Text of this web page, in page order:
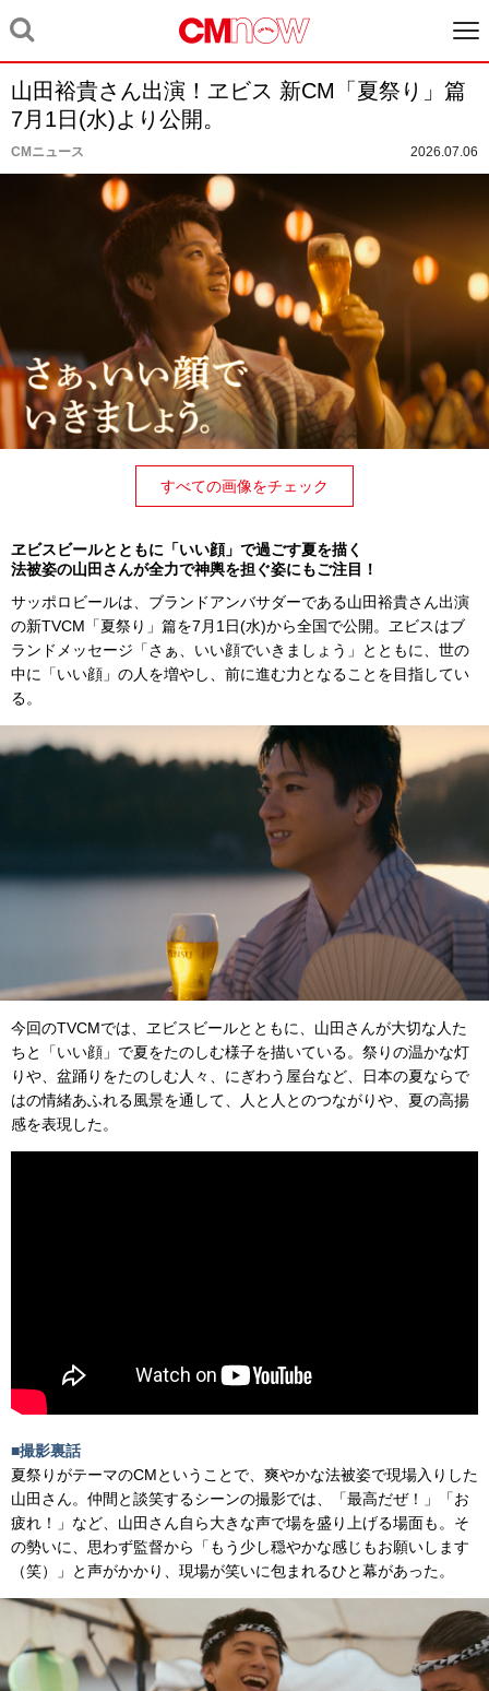
山田裕貴さん出演！ヱビス 新CM「夏祭り」篇
7月1日(水)より公開。
CMニュース 2026.07.06
すべての画像をチェック
ヱビスビールとともに「いい顔」で過ごす夏を描く
法被姿の山田さんが全力で神輿を担ぐ姿にもご注目！
サッポロビールは、ブランドアンバサダーである山田裕貴さん出演
の新TVCM「夏祭り」篇を7月1日(水)から全国で公開。ヱビスはブ
ランドメッセージ「さぁ、いい顔でいきましょう」とともに、世の
中に「いい顔」の人を増やし、前に進む力となることを目指してい
る。
今回のTVCMでは、ヱビスビールとともに、山田さんが大切な人た
ちと「いい顔」で夏をたのしむ様子を描いている。祭りの温かな灯
りや、盆踊りをたのしむ人々、にぎわう屋台など、日本の夏ならで
はの情緒あふれる風景を通して、人と人とのつながりや、夏の高揚
感を表現した。
■撮影裏話
夏祭りがテーマのCMということで、爽やかな法被姿で現場入りした
山田さん。仲間と談笑するシーンの撮影では、「最高だぜ！」「お
疲れ！」など、山田さん自ら大きな声で場を盛り上げる場面も。そ
の勢いに、思わず監督から「もう少し穏やかな感じもお願いします
（笑）」と声がかかり、現場が笑いに包まれるひと幕があった。